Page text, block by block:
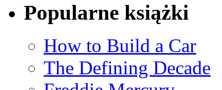
Popularne książki
How to Build a Car
The Defining Decade